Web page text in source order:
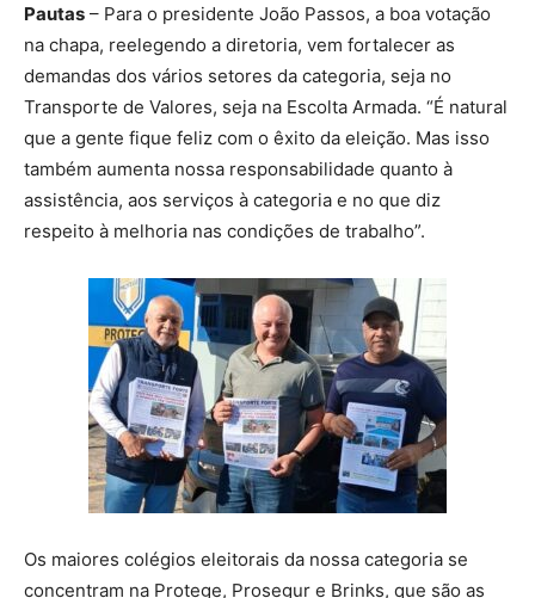
Pautas – Para o presidente João Passos, a boa votação
na chapa, reelegendo a diretoria, vem fortalecer as
demandas dos vários setores da categoria, seja no
Transporte de Valores, seja na Escolta Armada. “É natural
que a gente fique feliz com o êxito da eleição. Mas isso
também aumenta nossa responsabilidade quanto à
assistência, aos serviços à categoria e no que diz
respeito à melhoria nas condições de trabalho”.
Os maiores colégios eleitorais da nossa categoria se
concentram na Protege, Prosegur e Brinks, que são as